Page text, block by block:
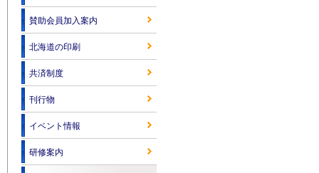
賛助会員加入案内
北海道の印刷
共済制度
刊行物
イベント情報
研修案内